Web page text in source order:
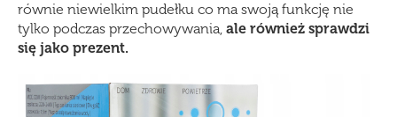
równie niewielkim pudełku co ma swoją funkcję nie
tylko podczas przechowywania, ale również sprawdzi
się jako prezent.